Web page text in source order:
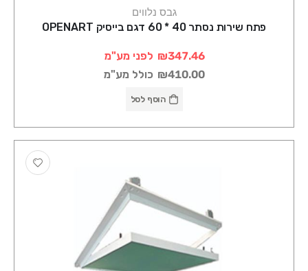
גבס נלווים
פתח שירות נסתר 40 * 60 דגם בייסיק OPENART
₪347.46 לפני מע"מ
₪410.00 כולל מע"מ
הוסף לסל